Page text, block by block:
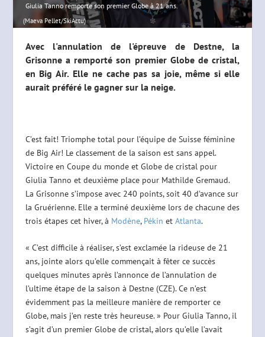
Giulia Tanno remporte son premier Globe à 21 ans.
(Maeva Pellet/SkiActu)
Avec l'annulation de l'épreuve de Destne, la
Grisonne a remporté son premier Globe de cristal,
en Big Air. Elle ne cache pas sa joie, même si elle
aurait préféré le gagner sur la neige.
C’est fait! Triomphe total pour l’équipe de Suisse féminine
de Big Air! Le classement de la saison est sans appel.
Victoire en Coupe du monde et Globe de cristal pour
Giulia Tanno et deuxième place pour Mathilde Gremaud.
La Grisonne s’impose avec 240 points, soit 40 d’avance sur
la Gruérienne. Elle a terminé deuxième lors de chacune des
trois étapes cet hiver, à Modène, Pékin et Atlanta.
« C’est difficile à réaliser, s’est exclamée la rideuse de 21
ans, jointe alors qu’elle commençait à fêter ce succès
quelques minutes après l’annonce de l’annulation de
l’ultime étape de la saison à Destne (CZE). Ce n’est
évidemment pas la meilleure manière de remporter ce
Globe, mais j’en reste très heureuse. » Pour Giulia Tanno, il
s’agit d’un premier Globe de cristal, alors qu’elle l’avait